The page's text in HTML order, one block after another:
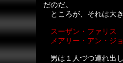
だのだ。
ところが、それは大
スーザン・ファリス
メアリー・アン・ジ
男は１人づつ連れ出